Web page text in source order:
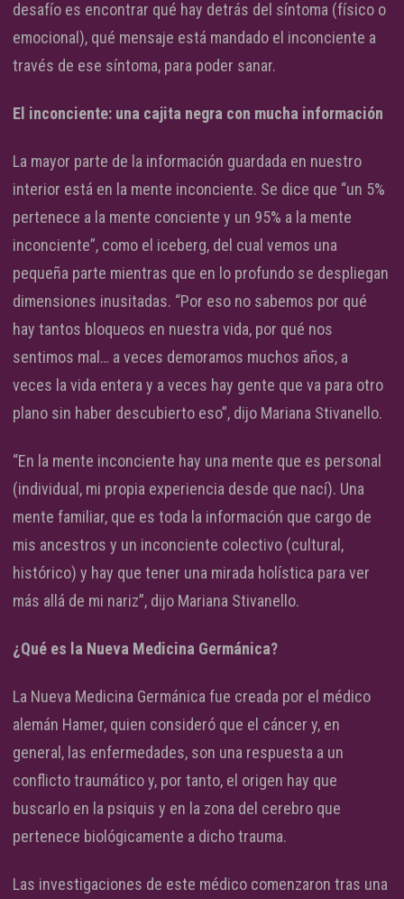
desafío es encontrar qué hay detrás del síntoma (físico o
emocional), qué mensaje está mandado el inconciente a
través de ese síntoma, para poder sanar.
El inconciente: una cajita negra con mucha información
La mayor parte de la información guardada en nuestro
interior está en la mente inconciente. Se dice que “un 5%
pertenece a la mente conciente y un 95% a la mente
inconciente”, como el iceberg, del cual vemos una
pequeña parte mientras que en lo profundo se despliegan
dimensiones inusitadas. “Por eso no sabemos por qué
hay tantos bloqueos en nuestra vida, por qué nos
sentimos mal… a veces demoramos muchos años, a
veces la vida entera y a veces hay gente que va para otro
plano sin haber descubierto eso”, dijo Mariana Stivanello.
“En la mente inconciente hay una mente que es personal
(individual, mi propia experiencia desde que nací). Una
mente familiar, que es toda la información que cargo de
mis ancestros y un inconciente colectivo (cultural,
histórico) y hay que tener una mirada holística para ver
más allá de mi nariz”, dijo Mariana Stivanello.
¿Qué es la Nueva Medicina Germánica?
La Nueva Medicina Germánica fue creada por el médico
alemán Hamer, quien consideró que el cáncer y, en
general, las enfermedades, son una respuesta a un
conflicto traumático y, por tanto, el origen hay que
buscarlo en la psiquis y en la zona del cerebro que
pertenece biológicamente a dicho trauma.
Las investigaciones de este médico comenzaron tras una